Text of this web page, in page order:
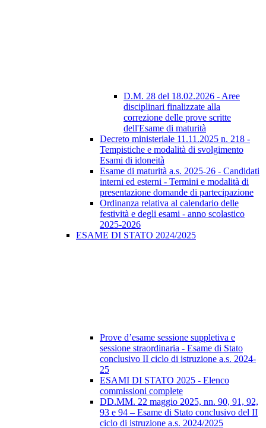
D.M. 28 del 18.02.2026 - Aree
disciplinari finalizzate alla
correzione delle prove scritte
dell'Esame di maturità
Decreto ministeriale 11.11.2025 n. 218 -
Tempistiche e modalità di svolgimento
Esami di idoneità
Esame di maturità a.s. 2025-26 - Candidati
interni ed esterni - Termini e modalità di
presentazione domande di partecipazione
Ordinanza relativa al calendario delle
festività e degli esami - anno scolastico
2025-2026
ESAME DI STATO 2024/2025
Prove d’esame sessione suppletiva e
sessione straordinaria - Esame di Stato
conclusivo II ciclo di istruzione a.s. 2024-
25
ESAMI DI STATO 2025 - Elenco
commissioni complete
DD.MM. 22 maggio 2025, nn. 90, 91, 92,
93 e 94 – Esame di Stato conclusivo del II
ciclo di istruzione a.s. 2024/2025